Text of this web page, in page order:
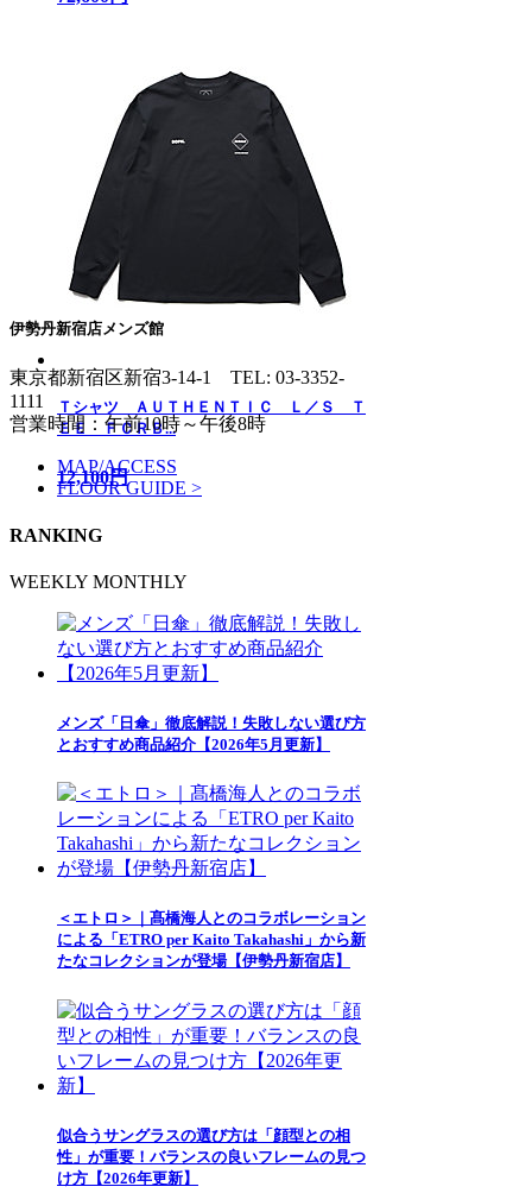
Ｔシャツ ＡＵＴＨＥＮＴＩＣ Ｌ／Ｓ Ｔ
ＥＥ ＦＣＲＢ...
12,100円
伊勢丹新宿店メンズ館
東京都新宿区新宿3-14-1 TEL: 03-3352-
1111
営業時間：午前10時～午後8時
MAP/ACCESS
FLOOR GUIDE >
RANKING
WEEKLY MONTHLY
メンズ「日傘」徹底解説！失敗しない選び方
とおすすめ商品紹介【2026年5月更新】
＜エトロ＞｜髙橋海人とのコラボレーション
による「ETRO per Kaito Takahashi」から新
たなコレクションが登場【伊勢丹新宿店】
似合うサングラスの選び方は「顔型との相
性」が重要！バランスの良いフレームの見つ
け方【2026年更新】